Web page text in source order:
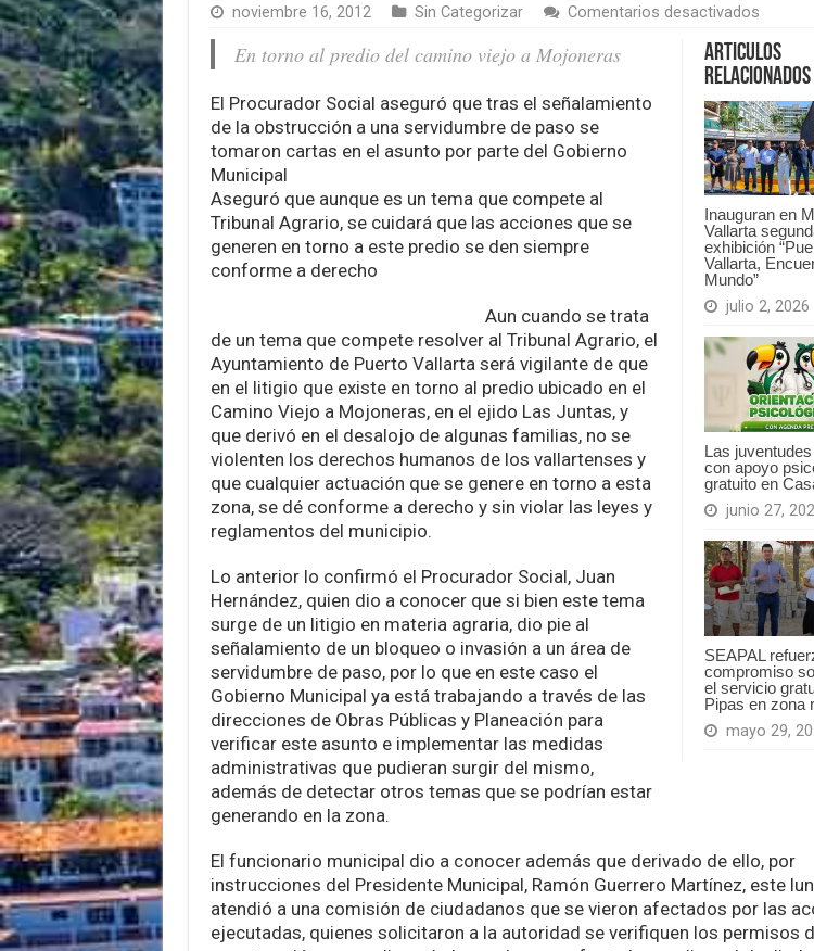
noviembre 16, 2012 Sin Categorizar Comentarios desactivadosen
se
respeten
y
Articulos
Relacionados
Inauguran en
Vallarta
exhibición
Vallarta,
Mundo”
julio 2, 2026
Las
con apoyo
gratuito en
junio 27,
SEAPAL
compromiso
el servicio
Pipas en zona
mayo 29,
En torno al predio del camino viejo a Mojoneras
El Procurador Social aseguró que tras el señalamiento
de la obstrucción a una servidumbre de paso se
tomaron cartas en el asunto por parte del Gobierno
Municipal
Aseguró que aunque es un tema que compete al
Tribunal Agrario, se cuidará que las acciones que se
generen en torno a este predio se den siempre
conforme a derecho
Aun cuando se trata
de un tema que compete resolver al Tribunal Agrario, el
Ayuntamiento de Puerto Vallarta será vigilante de que
en el litigio que existe en torno al predio ubicado en el
Camino Viejo a Mojoneras, en el ejido Las Juntas, y
que derivó en el desalojo de algunas familias, no se
violenten los derechos humanos de los vallartenses y
que cualquier actuación que se genere en torno a esta
zona, se dé conforme a derecho y sin violar las leyes y
reglamentos del municipio.
Lo anterior lo confirmó el Procurador Social, Juan
Hernández, quien dio a conocer que si bien este tema
surge de un litigio en materia agraria, dio pie al
señalamiento de un bloqueo o invasión a un área de
servidumbre de paso, por lo que en este caso el
Gobierno Municipal ya está trabajando a través de las
direcciones de Obras Públicas y Planeación para
verificar este asunto e implementar las medidas
administrativas que pudieran surgir del mismo,
además de detectar otros temas que se podrían estar
generando en la zona.
El funcionario municipal dio a conocer además que derivado de ello, por
instrucciones del Presidente Municipal, Ramón Guerrero Martínez, este
atendió a una comisión de ciudadanos que se vieron afectados por las
ejecutadas, quienes solicitaron a la autoridad se verifiquen los permisos